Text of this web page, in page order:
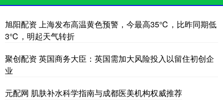
旭阳配资 上海发布高温黄色预警，今最高35℃，比昨同期低
3℃，明起天气转折
聚创配资 英国商务大臣：英国需加大风险投入以留住初创企
业
元配网 肌肤补水科学指南与成都医美机构权威推荐